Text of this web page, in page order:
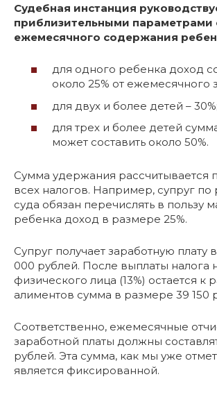
Судебная инстанция
приблизительными параметрами
ежемесячного содержания
для одного ребенка доход
около 25% от ежемесячного
для двух и более детей – 30%;
для трех и более детей
может составить около 50%.
Сумма удержания рассчитывается
всех налогов. Например, супруг
суда обязан перечислять в пользу
ребенка доход в размере 25%.
Супруг получает заработную плату
000 рублей. После выплаты налога
физического лица (13%) остается к
алиментов сумма в размере 39 150
Соответственно, ежемесячные
заработной платы должны
рублей. Эта сумма, как мы уже
является фиксированной.